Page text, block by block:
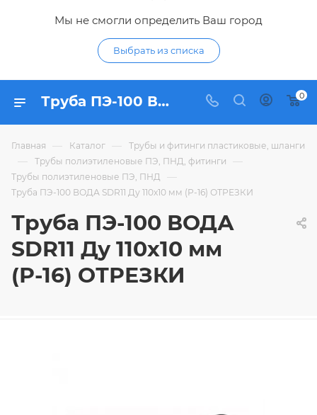
Мы не смогли определить Ваш город
Выбрать из списка
Труба ПЭ-100 ВОДА SDR11 Ду 110х10 мм (Р-16) ОТРЕЗКИ - купить по цене 826,44 ₽ в интернет-магазине Гидропромтехника с доставкой в Курске 0
Главная — Каталог — Трубы и фитинги пластиковые, шланги
— Трубы полиэтиленовые ПЭ, ПНД, фитинги —
Трубы полиэтиленовые ПЭ, ПНД —
Труба ПЭ-100 ВОДА SDR11 Ду 110х10 мм (Р-16) ОТРЕЗКИ
Труба ПЭ-100 ВОДА
SDR11 Ду 110х10 мм
(Р-16) ОТРЕЗКИ